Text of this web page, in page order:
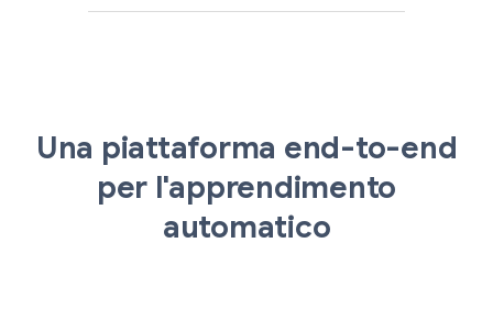
Una piattaforma end-to-end
per l'apprendimento
automatico